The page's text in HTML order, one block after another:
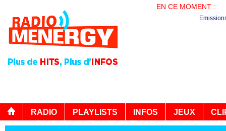
EN CE MOMENT :
RADIO PLAYLISTS INFOS JEUX